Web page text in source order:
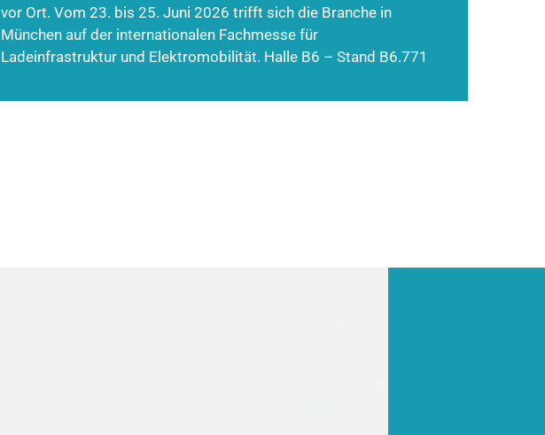
vor Ort. Vom 23. bis 25. Juni 2026 trifft sich die Branche in
München auf der internationalen Fachmesse für
Ladeinfrastruktur und Elektromobilität. Halle B6 – Stand B6.771